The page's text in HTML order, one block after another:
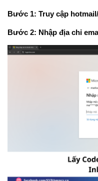
Bước 1: Truy cập
Bước 2: Nhập địa chỉ